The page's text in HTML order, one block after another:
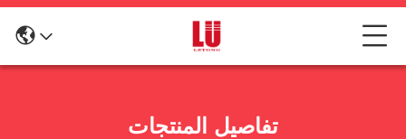
تفاصيل المنتجات